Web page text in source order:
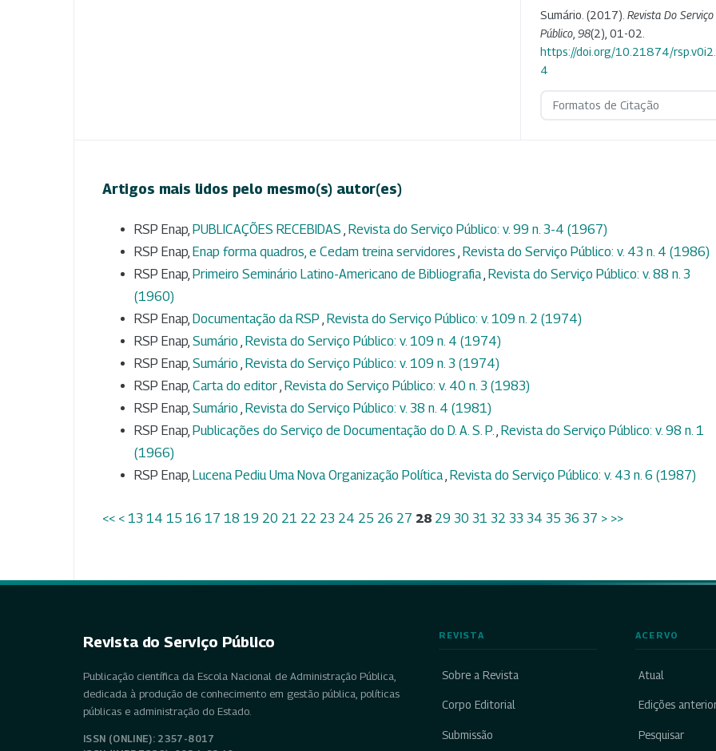
Sumário. (2017). Revista Do Serviço
Público 98(2), 01-02.
https://doi.org/10.21874/
4
Formatos de Citação
Artigos mais lidos pelo mesmo(s) autor(es)
RSP Enap, PUBLICAÇÕES RECEBIDAS , Revista do Serviço Público: v. 99 n. 3-4 (1967)
RSP Enap, Enap forma quadros, e Cedam treina servidores , Revista do Serviço Público: v. 43 n. 4 (1986)
RSP Enap, Primeiro Seminário Latino-Americano de Bibliografia, Revista do Serviço Público: v. 88 n. 3
(1960)
RSP Enap, Documentação da RSP , Revista do Serviço Público: v. 109 n. 2 (1974)
RSP Enap, Sumário , Revista do Serviço Público: v. 109 n. 4 (1974)
RSP Enap, Sumário , Revista do Serviço Público: v. 109 n. 3 (1974)
RSP Enap, Carta do editor, Revista do Serviço Público: v. 40 n. 3 (1983)
RSP Enap, Sumário , Revista do Serviço Público: v. 38 n. 4 (1981)
RSP Enap, Publicações do Serviço de Documentação do D. A. S. P., Revista do Serviço Público: v. 98 n. 1
(1966)
RSP Enap, Lucena Pediu Uma Nova Organização Política, Revista do Serviço Público: v. 43 n. 6 (1987)
<< < 13 14 15 16 17 18 19 20 21 22 23 24 25 26 27 28 29 30 31 32 33 34 35 36 37 > >>
Revista do Serviço Público
Publicação científica da Escola Nacional de Administração Pública,
dedicada à produção de conhecimento em gestão pública, políticas
públicas e administração do Estado.
ISSN (ONLINE): 2357-8017
REVISTA
Sobre a Revista
Corpo Editorial
Submissão
ACERVO
Atual
Edições
Pesquisar